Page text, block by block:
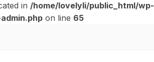
in /home/lovelyli/public_html/wp-
on line 65